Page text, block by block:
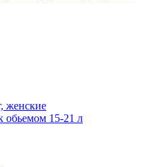
женские
обьемом 15-21 л